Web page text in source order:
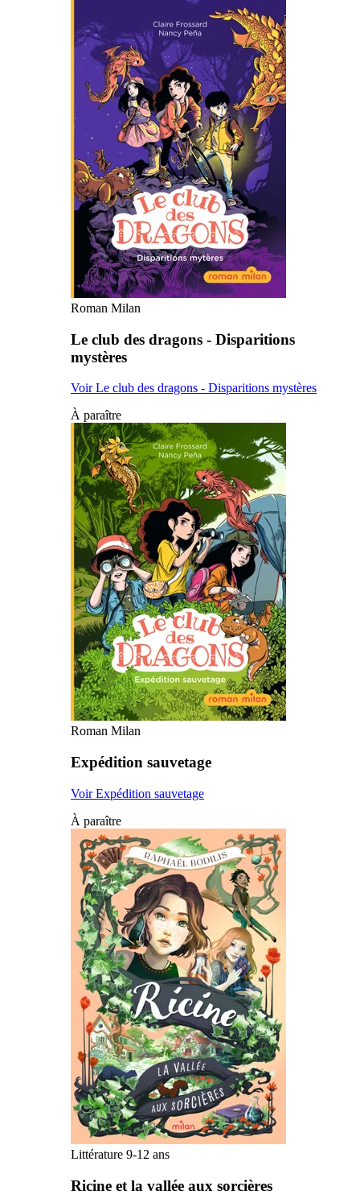
Roman Milan
Le club des dragons - Disparitions
mystères
Voir Le club des dragons - Disparitions mystères
À paraître
Roman Milan
Expédition sauvetage
Voir Expédition sauvetage
À paraître
Littérature 9-12 ans
Ricine et la vallée aux sorcières